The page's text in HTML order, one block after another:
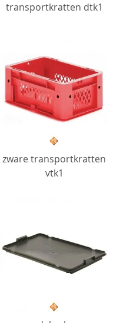
transportkratten dtk1
zware transportkratten
vtk1